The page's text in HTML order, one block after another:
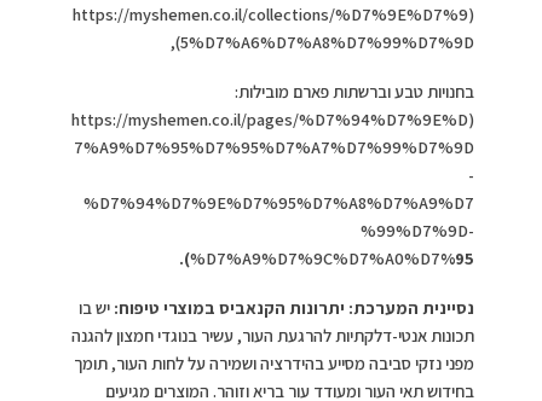
(https://myshemen.co.il/collections/%D7%9E%D7%9
5%D7%A6%D7%A8%D7%99%D7%9D),
בחנויות טבע וברשתות פארם מובילות:
(https://myshemen.co.il/pages/%D7%94%D7%9E%D
7%A9%D7%95%D7%95%D7%A7%D7%99%D7%9D
-
%D7%94%D7%9E%D7%95%D7%A8%D7%A9%D7
%99%D7%9D-
%D7%A9%D7%9C%D7%A0%D7%95
).
נסיינית המערכת: יתרונות הקנאביס במוצרי טיפוח:יש בו
תכונות אנטי-דלקתיות להרגעת העור, עשיר בנוגדי חמצון להגנה
מפני נזקי סביבה מסייע בהידרציה ושמירה על לחות העור, תומך
בחידוש תאי העור ומעודד עור בריא וזוהר. המוצרים מגיעים